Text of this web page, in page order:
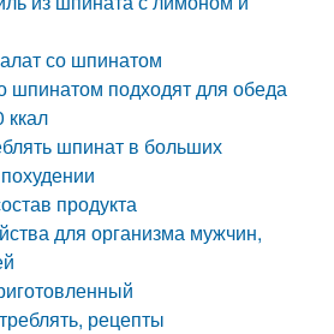
со шпинатом
шпинатом подходят для обеда
ккал
шпинат в больших
продукта
для организма мужчин,
рецепты